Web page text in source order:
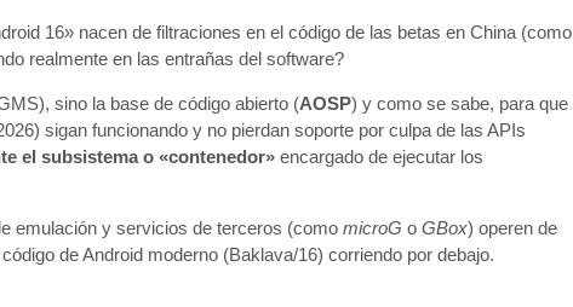
16» nacen de filtraciones en el código de las betas en China (como
realmente en las entrañas del software?
sino la base de código abierto (AOSP) y como se sabe, para que
sigan funcionando y no pierdan soporte por culpa de las APIs
el subsistema o «contenedor» encargado de ejecutar los
emulación y servicios de terceros (como microG o GBox) operen de
de Android moderno (Baklava/16) corriendo por debajo.